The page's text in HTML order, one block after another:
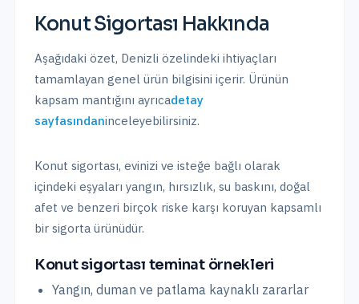
Konut Sigortası Hakkında
Aşağıdaki özet, Denizli özelindeki ihtiyaçları
tamamlayan genel ürün bilgisini içerir. Ürünün
kapsam mantığını ayrıcadetay
sayfasındaninceleyebilirsiniz.
Konut sigortası, evinizi ve isteğe bağlı olarak
içindeki eşyaları yangın, hırsızlık, su baskını, doğal
afet ve benzeri birçok riske karşı koruyan kapsamlı
bir sigorta ürünüdür.
Konut sigortası teminat örnekleri
Yangın, duman ve patlama kaynaklı zararlar